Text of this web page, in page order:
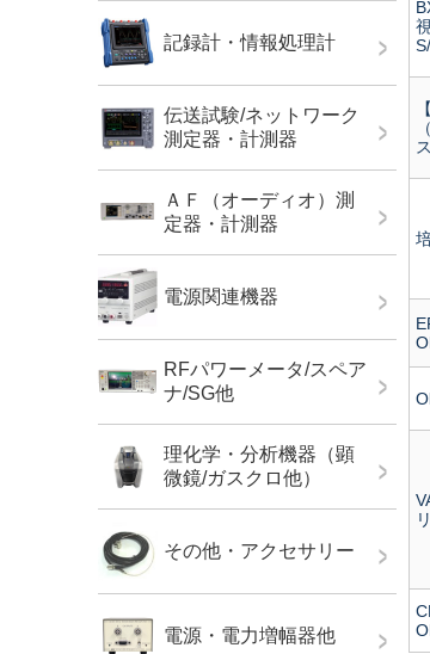
ス
記録計・情報処理計
伝送試験/ネットワーク
測定器・計測器
ＡＦ（オーディオ）測
定器・計測器
電源関連機器
RFパワーメータ/スペア
ナ/SG他
理化学・分析機器（顕
微鏡/ガスクロ他）
その他・アクセサリー
電源・電力増幅器他